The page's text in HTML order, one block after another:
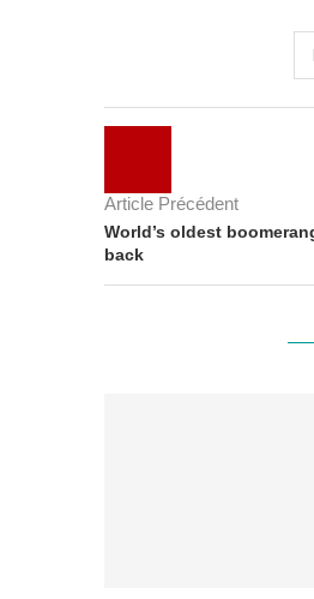
Article Précédent
World’s oldest
back